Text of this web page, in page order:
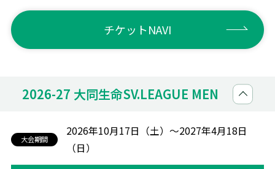
チケットNAVI
2026-27 大同生命SV.LEAGUE MEN
大会期間
2026年10月17日（土）～2027年4月18日
（日）